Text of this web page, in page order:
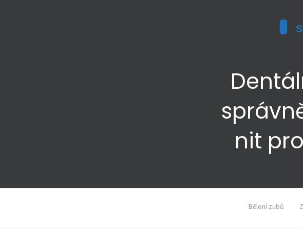
nit
Bělení zubů